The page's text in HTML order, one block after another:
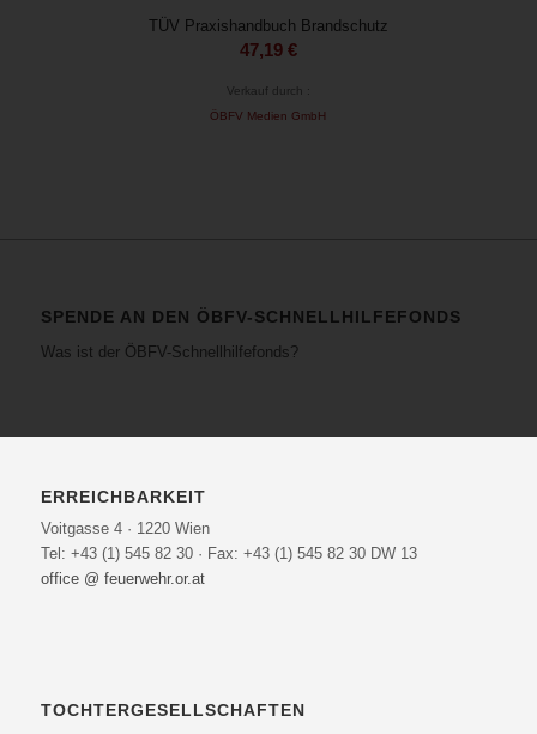
TÜV Praxishandbuch Brandschutz
47,19 €
Verkauf durch :
ÖBFV Medien GmbH
SPENDE AN DEN ÖBFV-SCHNELLHILFEFONDS
Was ist der ÖBFV-Schnellhilfefonds?
ERREICHBARKEIT
Voitgasse 4 · 1220 Wien
Tel: +43 (1) 545 82 30 · Fax: +43 (1) 545 82 30 DW 13
office @ feuerwehr.or.at
TOCHTERGESELLSCHAFTEN